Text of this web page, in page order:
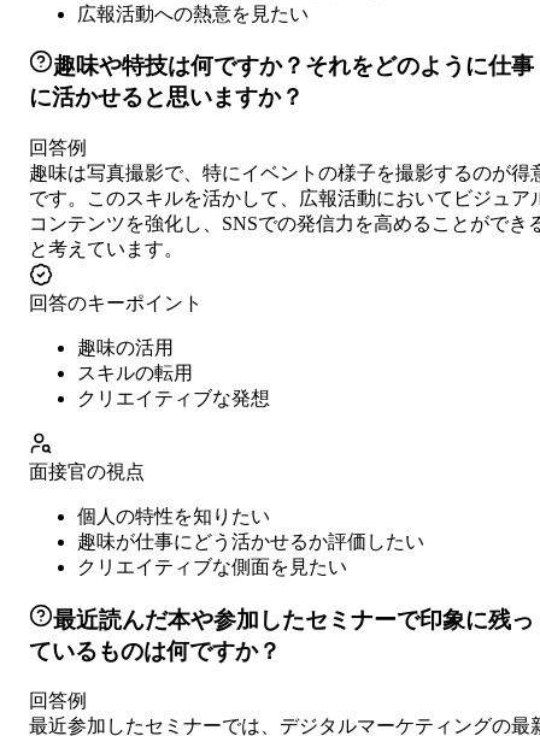
広報活動への熱意を見たい
趣味や特技は何ですか？それをどのように仕事
に活かせると思いますか？
回答例
趣味は写真撮影で、特にイベントの様子を撮影するのが得
です。このスキルを活かして、広報活動においてビジュア
コンテンツを強化し、SNSでの発信力を高めることができ
と考えています。
回答のキーポイント
趣味の活用
スキルの転用
クリエイティブな発想
面接官の視点
個人の特性を知りたい
趣味が仕事にどう活かせるか評価したい
クリエイティブな側面を見たい
最近読んだ本や参加したセミナーで印象に残っ
ているものは何ですか？
回答例
最近参加したセミナーでは、デジタルマーケティングの最